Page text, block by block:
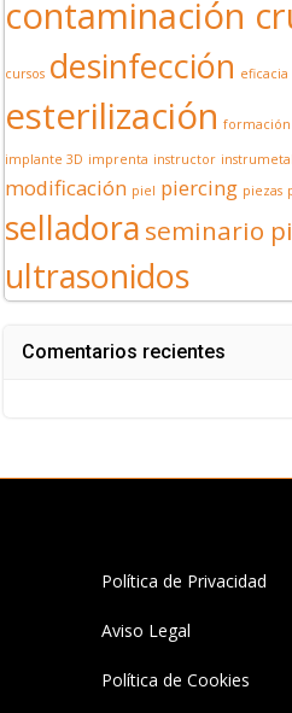
contaminación
cursos desinfección eficacia
esterilización formación
implante 3D imprenta instructor instrumetal
modificación piel piercing piezas
selladora seminario
ultrasonidos
Comentarios recientes
Política de Privacidad
Aviso Legal
Política de Cookies